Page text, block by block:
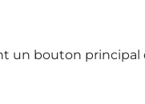
un bouton principal